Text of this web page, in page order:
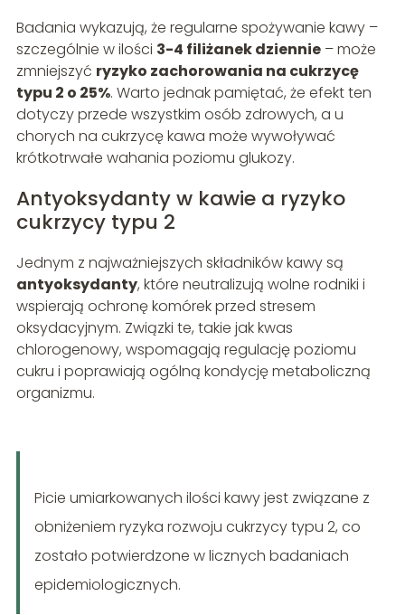
Badania wykazują, że regularne spożywanie kawy –
szczególnie w ilości 3-4 filiżanek dziennie– może
zmniejszyć ryzyko zachorowania na cukrzycę
typu 2 o 25%. Warto jednak pamiętać, że efekt ten
dotyczy przede wszystkim osób zdrowych, a u
chorych na cukrzycę kawa może wywoływać
krótkotrwałe wahania poziomu glukozy.
Antyoksydanty w kawie a ryzyko
cukrzycy typu 2
Jednym z najważniejszych składników kawy są
antyoksydanty, które neutralizują wolne rodniki i
wspierają ochronę komórek przed stresem
oksydacyjnym. Związki te, takie jak kwas
chlorogenowy, wspomagają regulację poziomu
cukru i poprawiają ogólną kondycję metaboliczną
organizmu.
Picie umiarkowanych ilości kawy jest związane z
obniżeniem ryzyka rozwoju cukrzycy typu 2, co
zostało potwierdzone w licznych badaniach
epidemiologicznych.